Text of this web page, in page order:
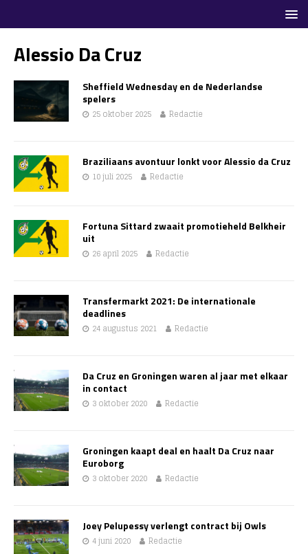
Alessio Da Cruz
Sheffield Wednesday en de Nederlandse
spelers
25 oktober 2025 Redactie
Braziliaans avontuur lonkt voor Alessio da Cruz
10 juli 2025 Redactie
Fortuna Sittard zwaait promotieheld Belkheir
uit
26 april 2025 Redactie
Transfermarkt 2021: De internationale
deadlines
24 augustus 2021 Redactie
Da Cruz en Groningen waren al jaar met elkaar
in contact
3 oktober 2020 Redactie
Groningen kaapt deal en haalt Da Cruz naar
Euroborg
3 oktober 2020 Redactie
Joey Pelupessy verlengt contract bij Owls
4 juni 2020 Redactie